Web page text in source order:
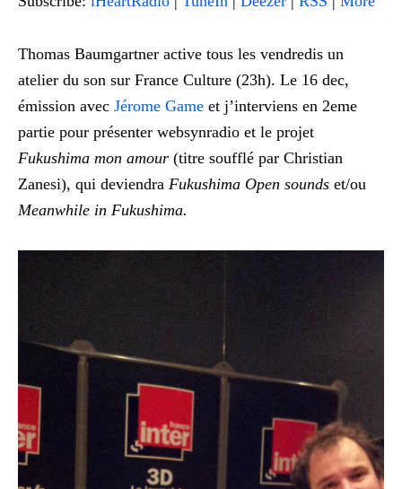
Thomas Baumgartner active tous les vendredis un
atelier du son sur France Culture (23h). Le 16 dec,
émission avec Jérome Game et j’interviens en 2eme
partie pour présenter websynradio et le projet
Fukushima mon amour (titre soufflé par Christian
Zanesi), qui deviendra Fukushima Open sounds et/ou
Meanwhile in Fukushima.